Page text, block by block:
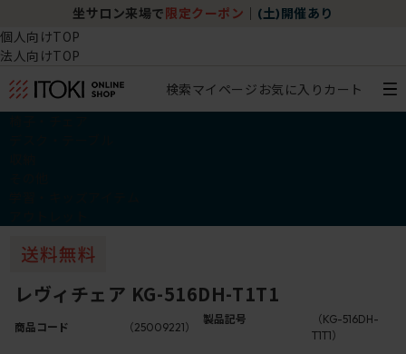
坐サロン来場で 限定クーポン (土)開催あり
個人向けTOP
法人向けTOP
検索マイページ お気に入り カート
レヴィチェア KG-516DH-T1T1
商品コード （25009221）
製品記号
（KG-516DH-
T1T1）